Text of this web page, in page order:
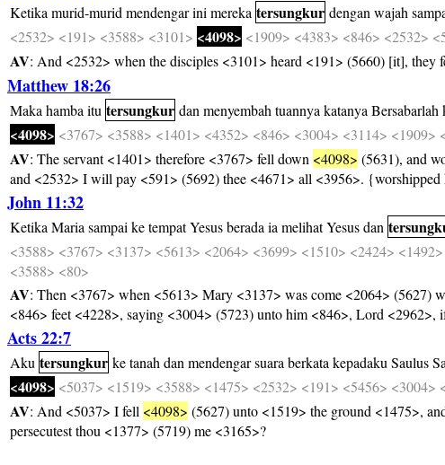
Ketika murid-murid mendengarini mereka tersungkur dengan wajah
<2532> <191> <3588> <3101> <4098> <1909> <4383> <846> <2532>
AV: And <2532> when the disciples <3101> heard <191> (5660) [it], they
Matthew 18:26
Maka hamba itu tersungkur dan menyembah tuannya katanya Bersabarlah
<4098> <3767> <3588> <1401> <4352> <846> <3004> <3114> <1909>
AV: The servant <1401> therefore <3767> fell down <4098> (5631), and
and <2532> I will pay <591> (5692) thee <4671> all <3956>. {worshipped
John 11:32
Ketika Maria sampai ketempatYesusberada ia melihatYesusdan
<3588> <3767> <3137> <5613> <2064> <3699> <1510> <2424> <1492>
<3588> <80>
AV: Then <3767> when <5613> Mary <3137> was come <2064> (5627)
<846> feet <4228>, saying <3004> (5723) unto him <846>, Lord
Acts 22:7
Aku tersungkur ketanah dan mendengarsuara berkata kepadaku Saulus
<4098> <5037> <1519> <3588> <1475> <2532> <191> <5456> <3004>
AV: And <5037> I fell <4098> (5627) unto <1519> the ground <1475>,
persecutest thou <1377> (5719) me <3165>?